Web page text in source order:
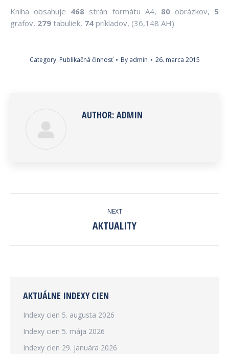
Kniha obsahuje 468 strán formátu A4, 80obrázkov, 5
grafov, 279 tabuliek, 74 príkladov, (36,148 AH)
Category: Publikačná činnosť By admin 26. marca 2015
AUTHOR: ADMIN
NAVIGATION
NEXT
Next
AKTUALITY
AKTUÁLNE INDEXY CIEN
Indexy cien 5. augusta 2026
Indexy cien 5. mája 2026
Indexy cien 29. januára 2026